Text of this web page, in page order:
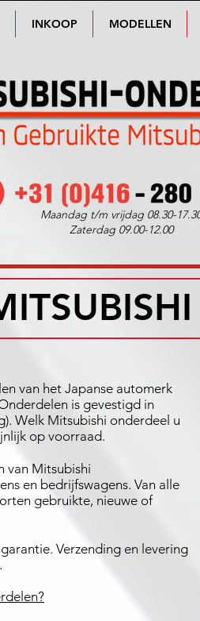
INKOOP MODELLEN
Maandag t/m vrijdag 08.30-
Zaterdag 09.00-12.00
van het Japanse automerk
is gevestigd in
Welk Mitsubishi onderdeel u
op voorraad.
van Mitsubishi
en bedrijfswagens. Van alle
gebruikte, nieuwe of
Verzending en levering